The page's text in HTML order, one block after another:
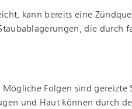
kann bereits eine
die durch
Folgen sind gereizte
und Haut können durch